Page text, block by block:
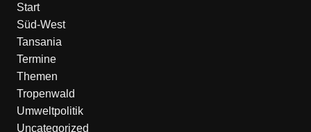
Start
Süd-West
Tansania
Termine
Themen
Tropenwald
Umweltpolitik
Uncategorized